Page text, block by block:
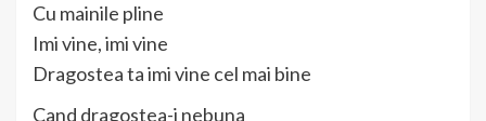
Cu mainile pline
Imi vine, imi vine
Dragostea ta imi vine cel mai bine
Cand dragostea-i nebuna